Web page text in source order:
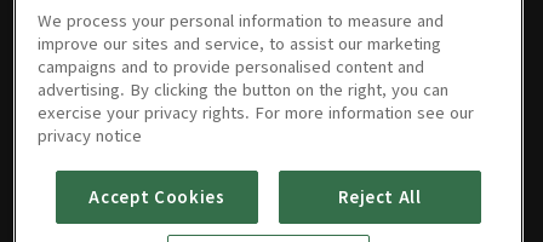
33회
03/17/2026 • 48분
32회 31회 30회 29회 28회
We process your personal information to measure and
improve our sites and service, to assist our marketing
campaigns and to provide personalised content and
advertising. By clicking the button on the right, you can
exercise your privacy rights. For more information see our
privacy notice
Accept Cookies Reject All